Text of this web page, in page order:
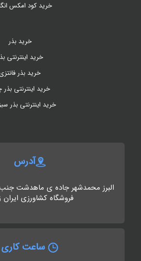
خرید کود امکس
خرید بذر
خرید اینترنتی
خرید بذر
خرید اینترنتی
خرید اینترنتی بذر
آدرس
البرز محمدشهر جاده ی ماهدشت
فروشگاه کشاورزی
ساعت کاری